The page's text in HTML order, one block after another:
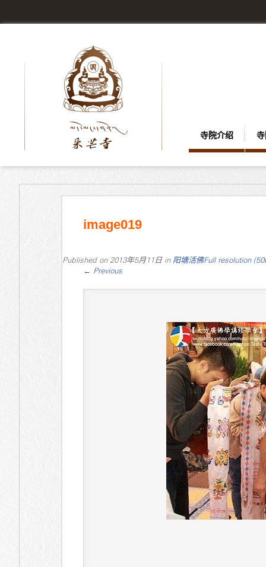
寺院介绍
image019
Published on 2013年5月11日in 阳塘活佛Full resolution
← Previous